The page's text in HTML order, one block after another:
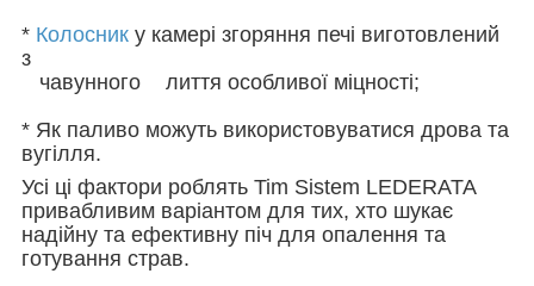
* Колосник у камері згоряння печі виготовлений
з
чавунного лиття особливої міцності;
* Як паливо можуть використовуватися дрова та
вугілля.
Усі ці фактори роблять Tim Sistem LEDERATA
привабливим варіантом для тих, хто шукає
надійну та ефективну піч для опалення та
готування страв.